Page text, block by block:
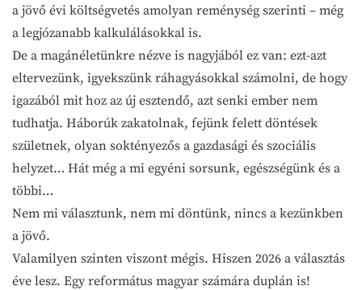
a jövő évi költségvetés amolyan reménység szerinti – még
a legjózanabb kalkulálásokkal is.
De a magánéletünkre nézve is nagyjából ez van: ezt-azt
eltervezünk, igyekszünk ráhagyásokkal számolni, de hogy
igazából mit hoz az új esztendő, azt senki ember nem
tudhatja. Háborúk zakatolnak, fejünk felett döntések
születnek, olyan soktényezős a gazdasági és szociális
helyzet… Hát még a mi egyéni sorsunk, egészségünk és a
többi…
Nem mi választunk, nem mi döntünk, nincs a kezünkben
a jövő.
Valamilyen szinten viszont mégis. Hiszen 2026 a választás
éve lesz. Egy református magyar számára duplán is!